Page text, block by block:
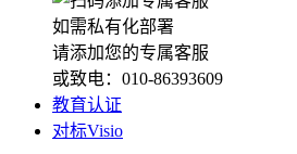
如需私有化部署
请添加您的专属客服
或致电：010-86393609
教育认证
对标Visio